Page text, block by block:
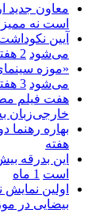
معاون جدید
است نه
آیین
می‌شود 2 هفته
«موزه
می‌شود 3 هفته
هفت فیلم
خارجی‌زبان
بهاره رهنما
هفته
این بدرقه
است 1 ماه
اولین
بیضایی در